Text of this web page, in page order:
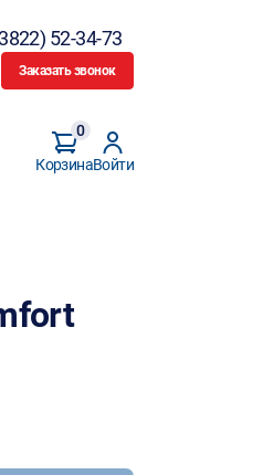
52-34-73
Заказать звонок
Корзина
0
Войти